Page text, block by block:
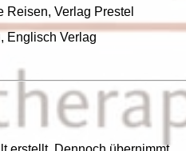
Reisen, Verlag Prestel
Englisch Verlag